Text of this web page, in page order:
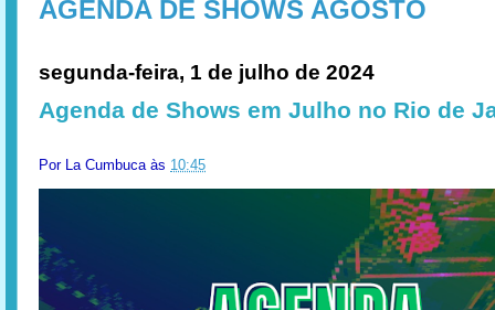
AGENDA DE SHOWS AGOSTO
segunda-feira, 1 de julho de 2024
Agenda de Shows em Julho no Rio de
Por La Cumbuca às 10:45